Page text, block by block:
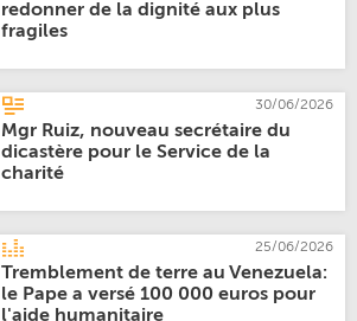
redonner de la dignité aux plus
fragiles
30/06/2026
Mgr Ruiz, nouveau secrétaire du
dicastère pour le Service de la
charité
25/06/2026
Tremblement de terre au Venezuela:
le Pape a versé 100 000 euros pour
l'aide humanitaire